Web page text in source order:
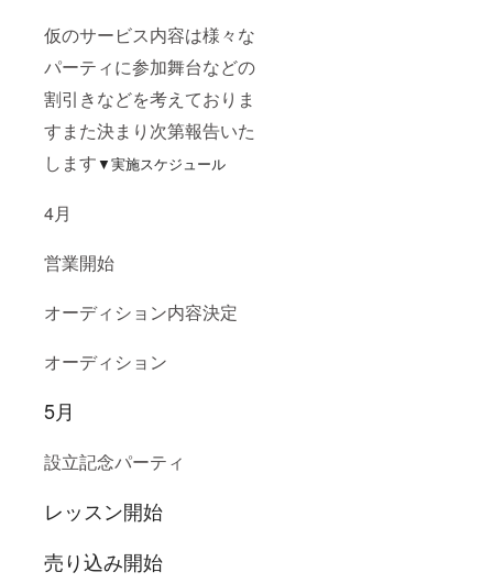
仮のサービス内容は様々な
パーティに参加舞台などの
割引きなどを考えておりま
すまた決まり次第報告いた
します▼実施スケジュール
4月
営業開始
オーディション内容決定
オーディション
5月
設立記念パーティ
レッスン開始
売り込み開始